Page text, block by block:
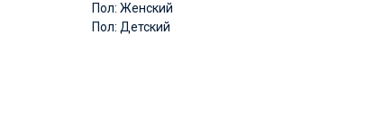
Пол: Женский
Пол: Детский